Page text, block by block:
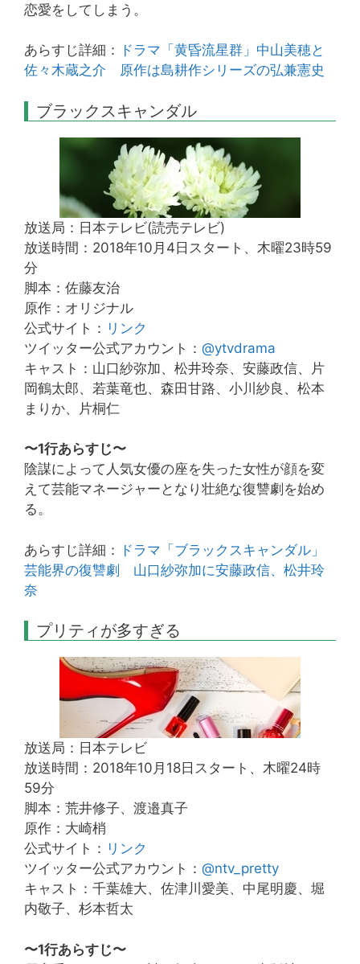
恋愛をしてしまう。
あらすじ詳細：
ドラマ「黄昏流星群」中山美穂と
佐々木蔵之介 原作は島耕作シリーズの弘兼憲史
ブラックスキャンダル
放送局：日本テレビ(読売テレビ)
放送時間：2018年10月4日スタート、木曜23時59
分
脚本：佐藤友治
原作：オリジナル
公式サイト： リンク
ツイッター公式アカウント： @ytvdrama
キャスト：山口紗弥加、松井玲奈、安藤政信、片
岡鶴太郎、若葉竜也、森田甘路、小川紗良、松本
まりか、片桐仁
〜1行あらすじ〜
陰謀によって人気女優の座を失った女性が顔を変
えて芸能マネージャーとなり壮絶な復讐劇を始め
る。
あらすじ詳細：
ドラマ「ブラックスキャンダル」
芸能界の復讐劇 山口紗弥加に安藤政信、松井玲
奈
プリティが多すぎる
放送局：日本テレビ
放送時間：2018年10月18日スタート、木曜24時
59分
脚本：荒井修子、渡邉真子
原作：大崎梢
公式サイト： リンク
ツイッター公式アカウント： @ntv_pretty
キャスト：千葉雄大、佐津川愛美、中尾明慶、堀
内敬子、杉本哲太
〜1行あらすじ〜